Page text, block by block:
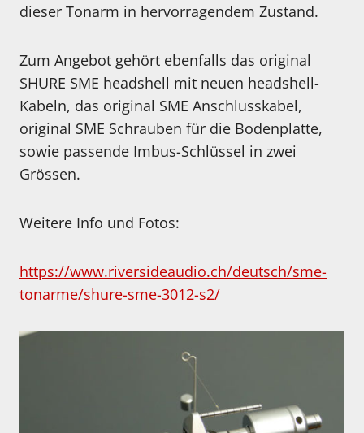
dieser Tonarm in hervorragendem Zustand.
Zum Angebot gehört ebenfalls das original
SHURE SME headshell mit neuen headshell-
Kabeln, das original SME Anschlusskabel,
original SME Schrauben für die Bodenplatte,
sowie passende Imbus-Schlüssel in zwei
Grössen.
Weitere Info und Fotos:
https://www.riversideaudio.ch/deutsch/sme-
tonarme/shure-sme-3012-s2/